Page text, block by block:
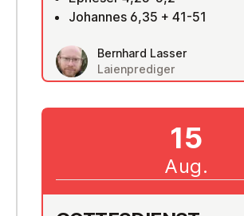
Johannes 6,35 + 41-51
Bernhard Lasser
Laienprediger
15
Aug.